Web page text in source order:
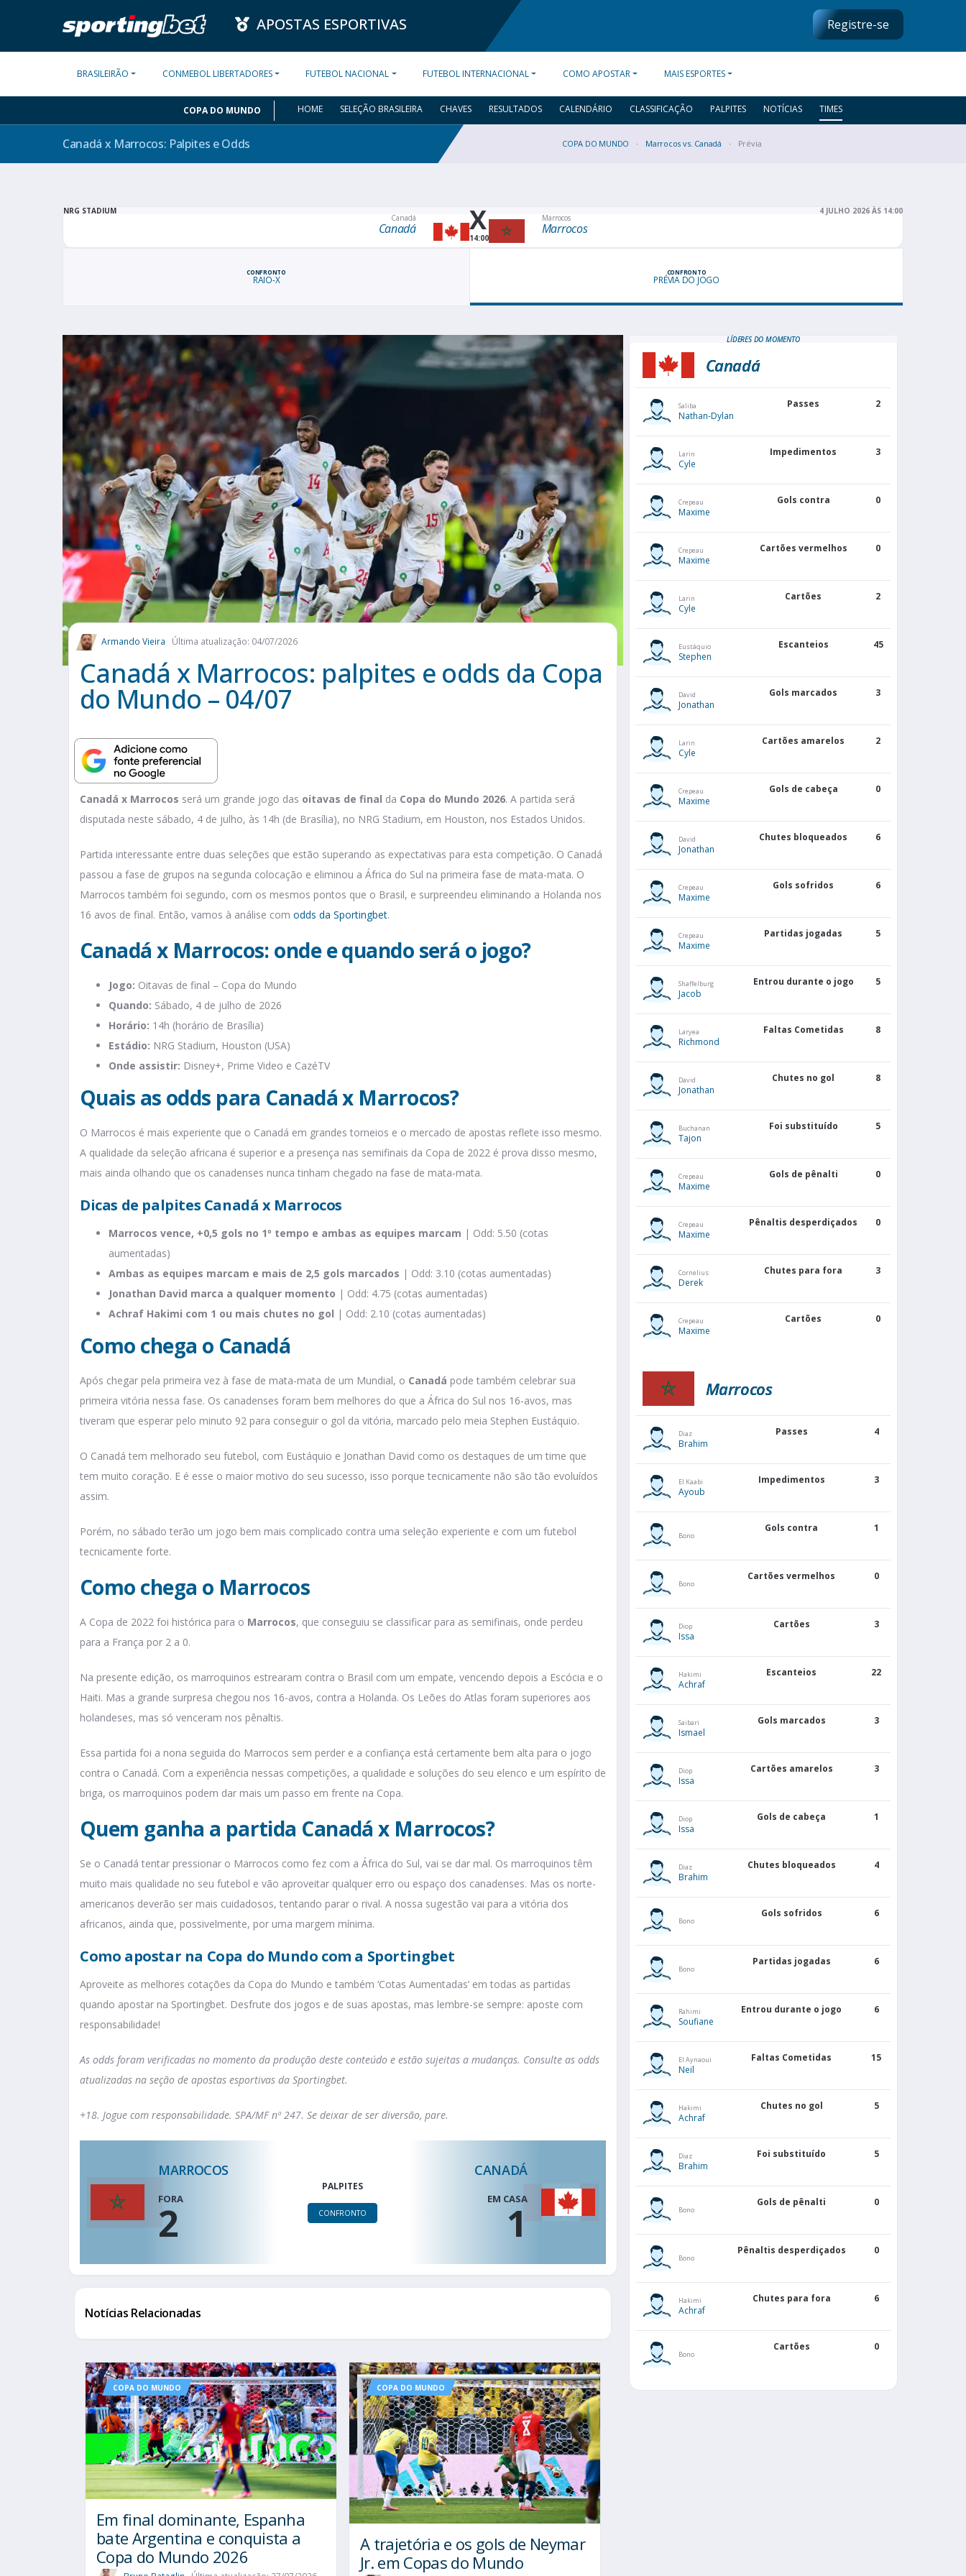
APOSTAS ESPORTIVAS Registre-se
BRASILEIRÃO CONMEBOL LIBERTADORES FUTEBOL NACIONAL FUTEBOL INTERNACIONAL COMO APOSTAR MAIS ESPORTES
COPA DO MUNDO HOME SELEÇÃO BRASILEIRA CHAVES RESULTADOS CALENDÁRIO CLASSIFICAÇÃO PALPITES NOTÍCIAS TIMES
Canadá x Marrocos: Palpites eOdds COPA DO MUNDO Marrocos vs. Canadá Prévia
NRG STADIUM 4 JULHO 2026 ÀS 14:00
Canadá
Canadá
Marrocos
Marrocos
X
14:00
CONFRONTO
RAIO-X
CONFRONTO
PRÉVIA DO JOGO
Armando Vieira Última atualização: 04/07/2026
Canadá x Marrocos: palpites e odds da Copa
do Mundo – 04/07
Canadá x Marrocos será um grande jogo das oitavas de final da Copa do Mundo 2026. A partida será
disputada neste sábado, 4 de julho, às 14h (de Brasília), no NRG Stadium, em Houston, nos Estados Unidos.
Partida interessante entre duas seleções que estão superando as expectativas para esta competição. O Canadá
passou a fase de grupos na segunda colocação e eliminou a África do Sul na primeira fase de mata-mata. O
Marrocos também foi segundo, com os mesmos pontos que o Brasil, e surpreendeu eliminando a Holanda nos
16 avos de final. Então, vamos à análise com odds da Sportingbet.
Canadá x Marrocos: onde e quando será o jogo?
Jogo: Oitavas de final – Copa do Mundo
Quando: Sábado, 4 de julho de 2026
Horário: 14h (horário de Brasília)
Estádio: NRG Stadium, Houston (USA)
Onde assistir: Disney+, Prime Video e CazéTV
Quais as odds para Canadá x Marrocos?
O Marrocos é mais experiente que o Canadá em grandes torneios e o mercado de apostas reflete isso mesmo.
A qualidade da seleção africana é superior e a presença nas semifinais da Copa de 2022 é prova disso mesmo,
mais ainda olhando que os canadenses nunca tinham chegado na fase de mata-mata.
Dicas de palpites Canadá x Marrocos
Marrocos vence, +0,5 gols no 1º tempo e ambas as equipes marcam | Odd: 5.50 (cotas
aumentadas)
Ambas as equipes marcam e mais de 2,5 gols marcados | Odd: 3.10 (cotas aumentadas)
Jonathan David marca a qualquer momento | Odd: 4.75 (cotas aumentadas)
Achraf Hakimi com 1 ou mais chutes no gol | Odd: 2.10 (cotas aumentadas)
Como chega o Canadá
Após chegar pela primeira vez à fase de mata-mata de um Mundial, o Canadá pode também celebrar sua
primeira vitória nessa fase. Os canadenses foram bem melhores do que a África do Sul nos 16-avos, mas
tiveram que esperar pelo minuto 92 para conseguir o gol da vitória, marcado pelo meia Stephen Eustáquio.
O Canadá tem melhorado seu futebol, com Eustáquio e Jonathan David como os destaques de um time que
tem muito coração. E é esse o maior motivo do seu sucesso, isso porque tecnicamente não são tão evoluídos
assim.
Porém, no sábado terão um jogo bem mais complicado contra uma seleção experiente e com um futebol
tecnicamente forte.
Como chega o Marrocos
A Copa de 2022 foi histórica para o Marrocos, que conseguiu se classificar para as semifinais, onde perdeu
para a França por 2 a 0.
Na presente edição, os marroquinos estrearam contra o Brasil com um empate, vencendo depois a Escócia e o
Haiti. Mas a grande surpresa chegou nos 16-avos, contra a Holanda. Os Leões do Atlas foram superiores aos
holandeses, mas só venceram nos pênaltis.
Essa partida foi a nona seguida do Marrocos sem perder e a confiança está certamente bem alta para o jogo
contra o Canadá. Com a experiência nessas competições, a qualidade e soluções do seu elenco e um espírito de
briga, os marroquinos podem dar mais um passo em frente na Copa.
Quem ganha a partida Canadá x Marrocos?
Se o Canadá tentar pressionar o Marrocos como fez com a África do Sul, vai se dar mal. Os marroquinos têm
muito mais qualidade no seu futebol e vão aproveitar qualquer erro ou espaço dos canadenses. Mas os norte-
americanos deverão ser mais cuidadosos, tentando parar o rival. A nossa sugestão vai para a vitória dos
africanos, ainda que, possivelmente, por uma margem mínima.
Como apostar na Copa do Mundo com a Sportingbet
Aproveite as melhores cotações da Copa do Mundo e também ‘Cotas Aumentadas’ em todas as partidas
quando apostar na Sportingbet. Desfrute dos jogos e de suas apostas, mas lembre-se sempre: aposte com
responsabilidade!
As odds foram verificadas no momento da produção deste conteúdo e estão sujeitas a mudanças. Consulte as odds
atualizadas na seção de apostas esportivas da Sportingbet.
+18. Jogue com responsabilidade. SPA/MF nº 247. Se deixar de ser diversão, pare.
MARROCOS
FORA
2
PALPITES
CONFRONTO
CANADÁ
EM CASA
1
Notícias Relacionadas
COPA DO MUNDO
Em final dominante, Espanha
bate Argentina e conquista a
Copa do Mundo 2026
COPA DO MUNDO
A trajetória e os gols de Neymar
Jr. em Copas do Mundo
LÍDERES DO MOMENTO
Canadá
Saliba
Nathan-Dylan
Passes 2
Larin
Cyle
Impedimentos 3
Crepeau
Maxime
Gols contra 0
Crepeau
Maxime
Cartões vermelhos 0
Larin
Cyle
Cartões 2
Eustáquio
Stephen
Escanteios 45
David
Jonathan
Gols marcados 3
Larin
Cyle
Cartões amarelos 2
Crepeau
Maxime
Gols de cabeça 0
David
Jonathan
Chutes bloqueados 6
Crepeau
Maxime
Gols sofridos 6
Crepeau
Maxime
Partidas jogadas 5
Shaffelburg
Jacob
Entrou durante o jogo 5
Laryea
Richmond
Faltas Cometidas 8
David
Jonathan
Chutes no gol 8
Buchanan
Tajon
Foi substituído 5
Crepeau
Maxime
Gols de pênalti 0
Crepeau
Maxime
Pênaltis desperdiçados 0
Cornelius
Derek
Chutes para fora 3
Crepeau
Maxime
Cartões 0
Marrocos
Diaz
Brahim
Passes 4
El Kaabi
Ayoub
Impedimentos 3
Bono
Gols contra 1
Bono
Cartões vermelhos 0
Diop
Issa
Cartões 3
Hakimi
Achraf
Escanteios 22
Saibari
Ismael
Gols marcados 3
Diop
Issa
Cartões amarelos 3
Diop
Issa
Gols de cabeça 1
Diaz
Brahim
Chutes bloqueados 4
Bono
Gols sofridos 6
Bono
Partidas jogadas 6
Rahimi
Soufiane
Entrou durante o jogo 6
El Aynaoui
Neil
Faltas Cometidas 15
Hakimi
Achraf
Chutes no gol 5
Diaz
Brahim
Foi substituído 5
Bono
Gols de pênalti 0
Bono
Pênaltis desperdiçados 0
Hakimi
Achraf
Chutes para fora 6
Bono
Cartões 0